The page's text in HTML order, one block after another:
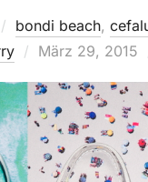
bondi beach,
Veröffentlicht
März 29, 2015